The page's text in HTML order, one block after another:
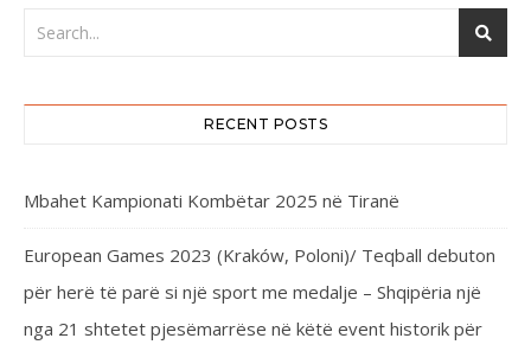
RECENT POSTS
Mbahet Kampionati Kombëtar 2025 në Tiranë
European Games 2023 (Kraków, Poloni)/ Teqball debuton
për herë të parë si një sport me medalje – Shqipëria një
nga 21 shtetet pjesëmarrëse në këtë event historik për